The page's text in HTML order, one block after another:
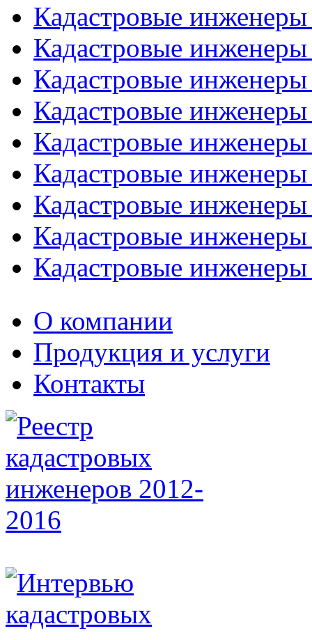
Кадастровые
Кадастровые
Кадастровые
Кадастровые
Кадастровые
Кадастровые
Кадастровые
Кадастровые
Кадастровые
О компании
Продукция и услуги
Контакты